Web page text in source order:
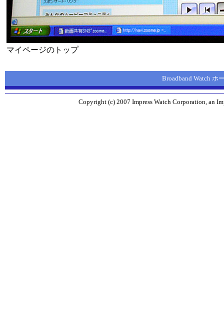
マイページのトップ
Broadband Watch ホ
Copyright (c) 2007 Impress Watch Corporation, an